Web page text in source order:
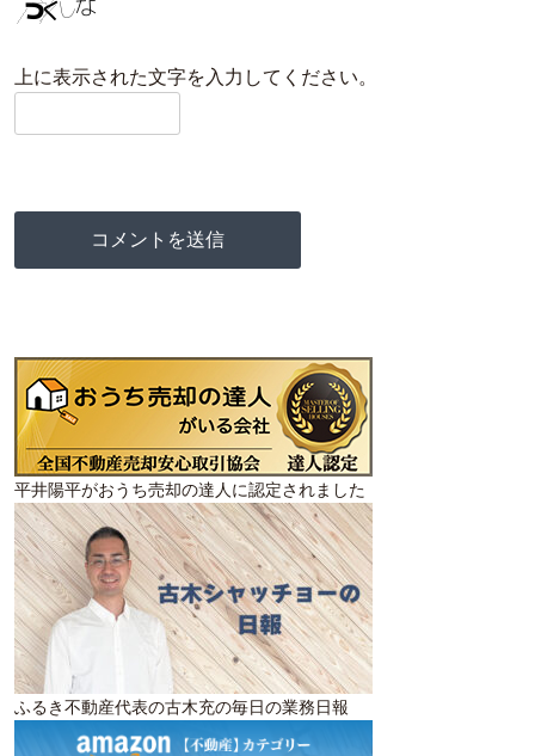
上に表示された文字を入力してください。
平井陽平がおうち売却の達人に認定されました
ふるき不動産代表の古木充の毎日の業務日報